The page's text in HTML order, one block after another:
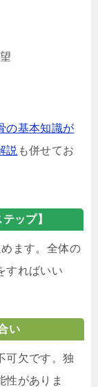
の基本知識が
説 も併せてお
ップ】
ます。全体の
すればいい
い
可欠です。独
性がありま